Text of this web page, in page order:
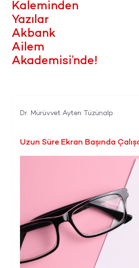
Kaleminden
Yazılar
Akbank
Ailem
Akademisi’nde!
Dr. Mürüvvet Ayten Tüzünalp
Uzun Süre Ekran Başında Çalışanların